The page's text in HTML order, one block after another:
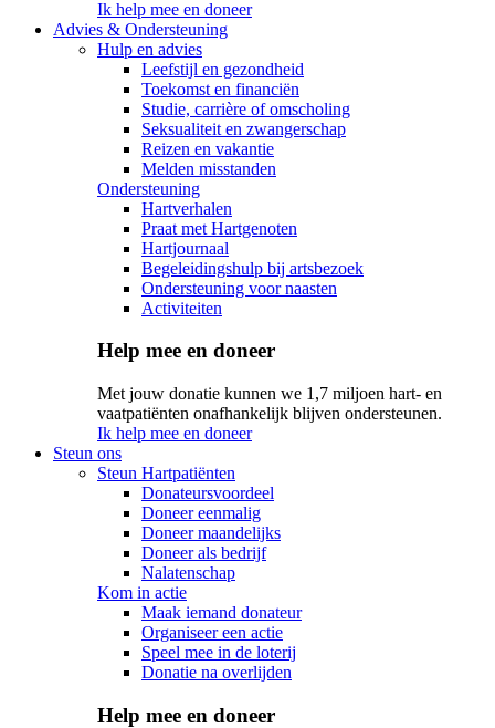
Ik help mee en doneer
Advies & Ondersteuning
Hulp en advies
Leefstijl en gezondheid
Toekomst en financiën
Studie, carrière of omscholing
Seksualiteit en zwangerschap
Reizen en vakantie
Melden misstanden
Ondersteuning
Hartverhalen
Praat met Hartgenoten
Hartjournaal
Begeleidingshulp bij artsbezoek
Ondersteuning voor naasten
Activiteiten
Help mee en doneer
Met jouw donatie kunnen we 1,7 miljoen hart- en
vaatpatiënten onafhankelijk blijven ondersteunen.
Ik help mee en doneer
Steun ons
Steun Hartpatiënten
Donateursvoordeel
Doneer eenmalig
Doneer maandelijks
Doneer als bedrijf
Nalatenschap
Kom in actie
Maak iemand donateur
Organiseer een actie
Speel mee in de loterij
Donatie na overlijden
Help mee en doneer